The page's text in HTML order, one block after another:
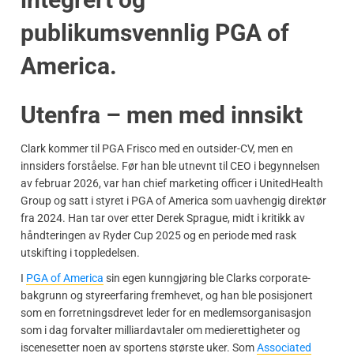
publikumsvennlig PGA of
America.
Utenfra – men med innsikt
Clark kommer til PGA Frisco med en outsider-CV, men en
innsiders forståelse. Før han ble utnevnt til CEO i begynnelsen
av februar 2026, var han chief marketing officer i UnitedHealth
Group og satt i styret i PGA of America som uavhengig direktør
fra 2024. Han tar over etter Derek Sprague, midt i kritikk av
håndteringen av Ryder Cup 2025 og en periode med rask
utskifting i toppledelsen.
I PGA of America sin egen kunngjøring ble Clarks corporate-
bakgrunn og styreerfaring fremhevet, og han ble posisjonert
som en forretningsdrevet leder for en medlemsorganisasjon
som i dag forvalter milliardavtaler om medierettigheter og
iscenesetter noen av sportens største uker. SomAssociated